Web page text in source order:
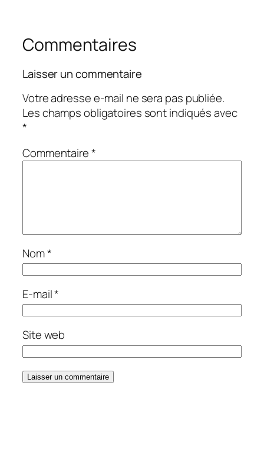
Commentaires
Laisser un commentaire
Votre adresse e-mail ne sera pas publiée.
Les champs obligatoires sont indiqués avec
*
Commentaire*
Nom*
E-mail*
Site web